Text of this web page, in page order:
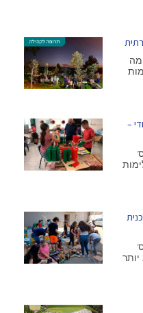
–
יותר